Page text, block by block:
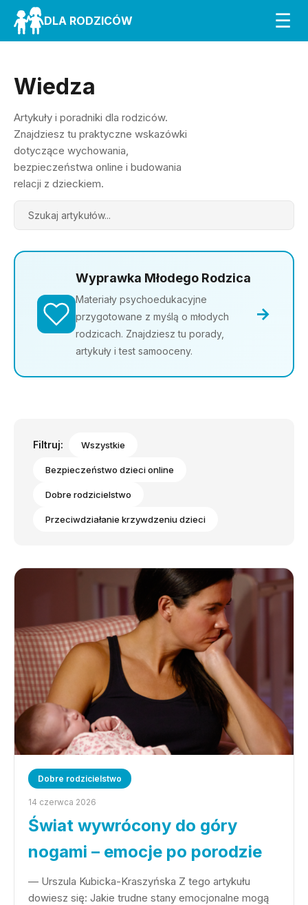
DLA RODZICÓW ☰
Wiedza
Artykuły i poradniki dla rodziców.
Znajdziesz tu praktyczne wskazówki
dotyczące wychowania,
bezpieczeństwa online i budowania
relacji z dzieckiem.
Search
Wyprawka Młodego Rodzica
Materiały psychoedukacyjne
przygotowane z myślą o młodych
rodzicach. Znajdziesz tu porady,
artykuły i test samooceny.
→
Filtruj: Wszystkie
Bezpieczeństwo dzieci online
Dobre rodzicielstwo
Przeciwdziałanie krzywdzeniu dzieci
Dobre rodzicielstwo
14 czerwca 2026
Świat wywrócony do góry
nogami – emocje po porodzie
— Urszula Kubicka-Kraszyńska Z tego artykułu
dowiesz się: Jakie trudne stany emocjonalne mogą